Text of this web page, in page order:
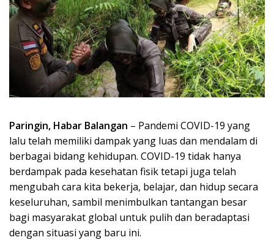
Paringin, Habar Balangan – Pandemi COVID-19 yang
lalu telah memiliki dampak yang luas dan mendalam di
berbagai bidang kehidupan. COVID-19 tidak hanya
berdampak pada kesehatan fisik tetapi juga telah
mengubah cara kita bekerja, belajar, dan hidup secara
keseluruhan, sambil menimbulkan tantangan besar
bagi masyarakat global untuk pulih dan beradaptasi
dengan situasi yang baru ini.